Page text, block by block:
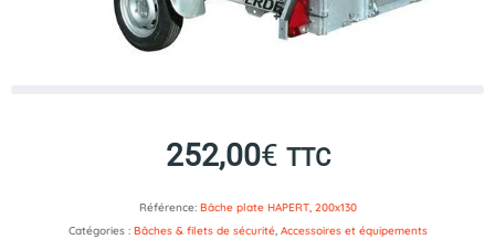
252,00€ TTC
Référence: Bâche plate HAPERT, 200x130
Catégories : Bâches & filets de sécurité, Accessoires et équipements